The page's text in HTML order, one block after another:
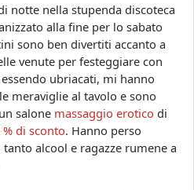
notte nella stupenda discoteca
alla fine per lo sabato
sono ben divertiti accanto a
venute per festeggiare con
ubriacati, mi hanno
meraviglie al tavolo e sono
salone massaggio erotico di
% di sconto. Hanno perso
alcool e ragazze rumene a